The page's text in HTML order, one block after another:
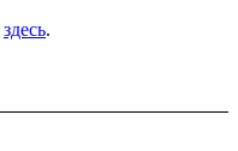
здесь.